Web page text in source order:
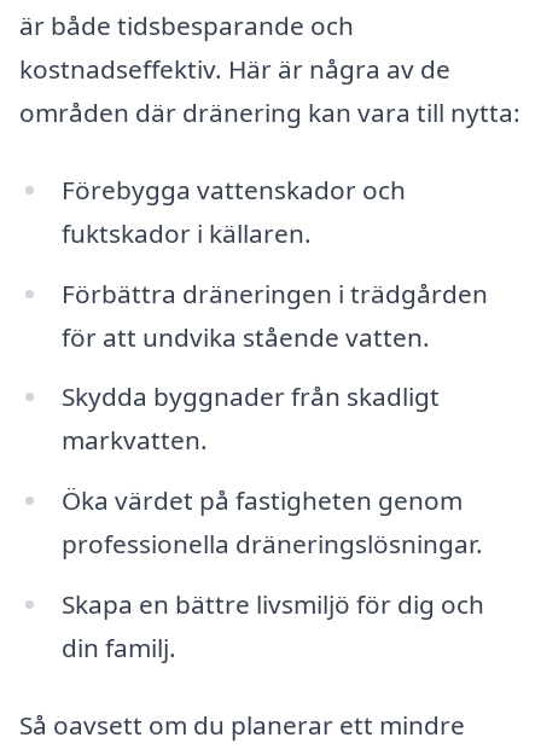
är både tidsbesparande och
kostnadseffektiv. Här är några av de
områden där dränering kan vara till nytta:
Förebygga vattenskador och
fuktskador i källaren.
Förbättra dräneringen i trädgården
för att undvika stående vatten.
Skydda byggnader från skadligt
markvatten.
Öka värdet på fastigheten genom
professionella dräneringslösningar.
Skapa en bättre livsmiljö för dig och
din familj.
Så oavsett om du planerar ett mindre